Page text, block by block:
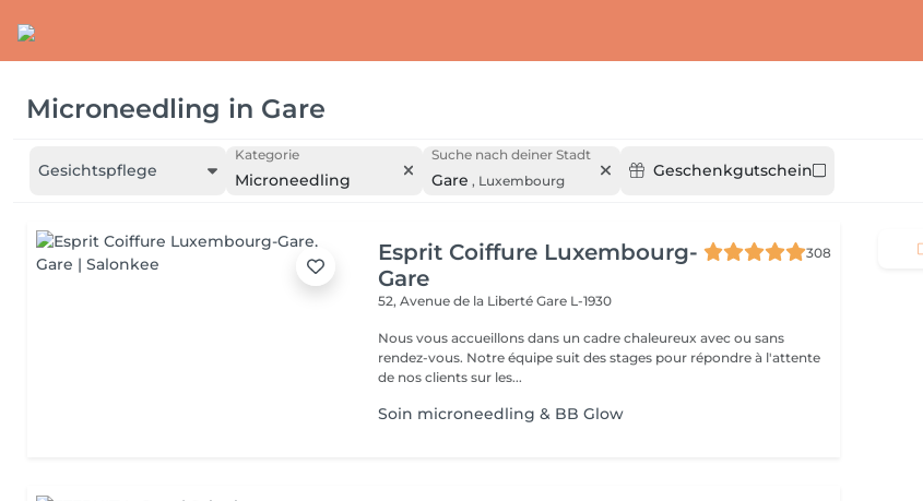
Microneedling in Gare
Gesichtspflege
Kategorie
Microneedling
Suche nach deiner Stadt
Gare , Luxembourg
Geschenkgutschein
Esprit Coiffure Luxembourg-
Gare
308
52, Avenue de la LibertéGare L-1930
Nous vous accueillons dans un cadre chaleureux avec ou sans
rendez-vous. Notre équipe suit des stages pour répondre à l'attente
de nos clients sur les...
Soin microneedling & BB Glow